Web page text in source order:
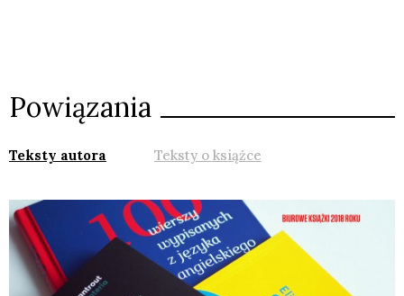
Powiązania
Teksty autora Teksty o książce